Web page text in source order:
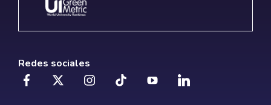
Redes sociales